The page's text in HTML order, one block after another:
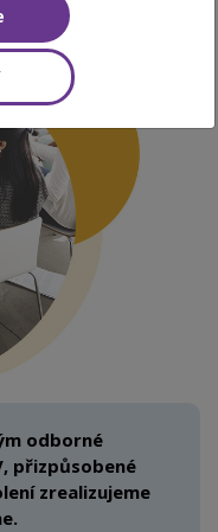
odborné
přizpůsobené
zrealizujeme